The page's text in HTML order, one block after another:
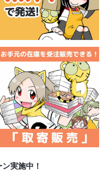
実施中！